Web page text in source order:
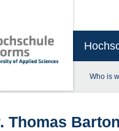
Who is
Thomas Barton